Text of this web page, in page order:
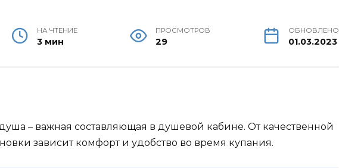
НА ЧТЕНИЕ
3 мин
ПРОСМОТРОВ
29
ОБНОВЛЕНО
01.03.2023
– важная составляющая в душевой кабине. От качественной
зависит комфорт и удобство во время купания.